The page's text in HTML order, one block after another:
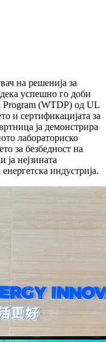
на решенија за
успешно го доби
Program (WTDP) од UL
и сертификацијата за
ја демонстрира
лабораториско
за безбедност на
ја нејзината
индустрија.